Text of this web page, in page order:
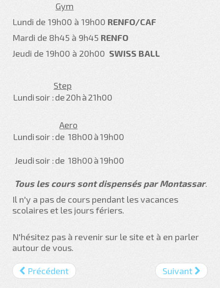
Gym
Lundi de 19h00 à 19h00 RENFO/CAF
Mardi de 8h45 à 9h45 RENFO
Jeudi de 19h00 à 20h00 SWISS BALL
Step
Lundisoir :de20hà21h00
Aero
Lundisoir :de 18h00à19h00
Jeudisoir :de 18h00à19h00
Tous les cours sont dispensés par Montassar.
Il n'y a pas de cours pendant les vacances
scolaires et les jours fériers.
N'hésitez pas à revenir sur le site et à en parler
autour de vous.
Précédent Suivant